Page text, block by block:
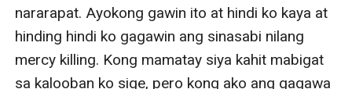
nararapat. Ayokong gawin ito at hindi ko kaya at
hinding hindi ko gagawin ang sinasabi nilang
mercy killing. Kong mamatay siya kahit mabigat
sa kalooban ko sige, pero kong ako ang gagawa